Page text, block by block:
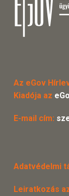
Az eGov
Kiadója az
E-mail cím:
Adatvédelmi
Leiratkozás